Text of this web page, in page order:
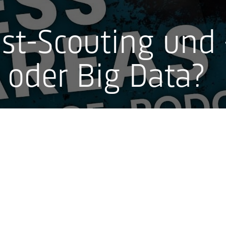
Concerts Festivals All
Scouting und
Big Data?